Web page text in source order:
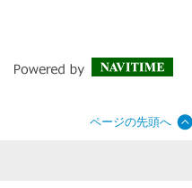
ページの先頭へ